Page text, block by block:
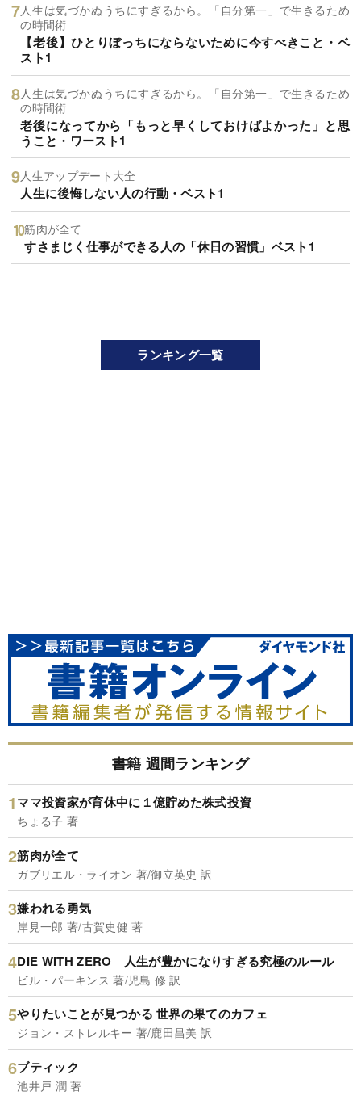
人生は気づかぬうちにすぎるから。「自分第一」で生きるため
の時間術
【老後】ひとりぼっちにならないために今すべきこと・ベ
スト1
人生は気づかぬうちにすぎるから。「自分第一」で生きるため
の時間術
老後になってから「もっと早くしておけばよかった」と思
うこと・ワースト1
人生アップデート大全
人生に後悔しない人の行動・ベスト1
筋肉が全て
すさまじく仕事ができる人の「休日の習慣」ベスト1
ランキング一覧
書籍 週間ランキング
ママ投資家が育休中に１億貯めた株式投資
ちょる子 著
筋肉が全て
ガブリエル・ライオン 著/御立英史 訳
嫌われる勇気
岸見一郎 著/古賀史健 著
DIE WITH ZERO 人生が豊かになりすぎる究極のルール
ビル・パーキンス 著/児島 修 訳
やりたいことが見つかる 世界の果てのカフェ
ジョン・ストレルキー 著/鹿田昌美 訳
ブティック
池井戸 潤 著